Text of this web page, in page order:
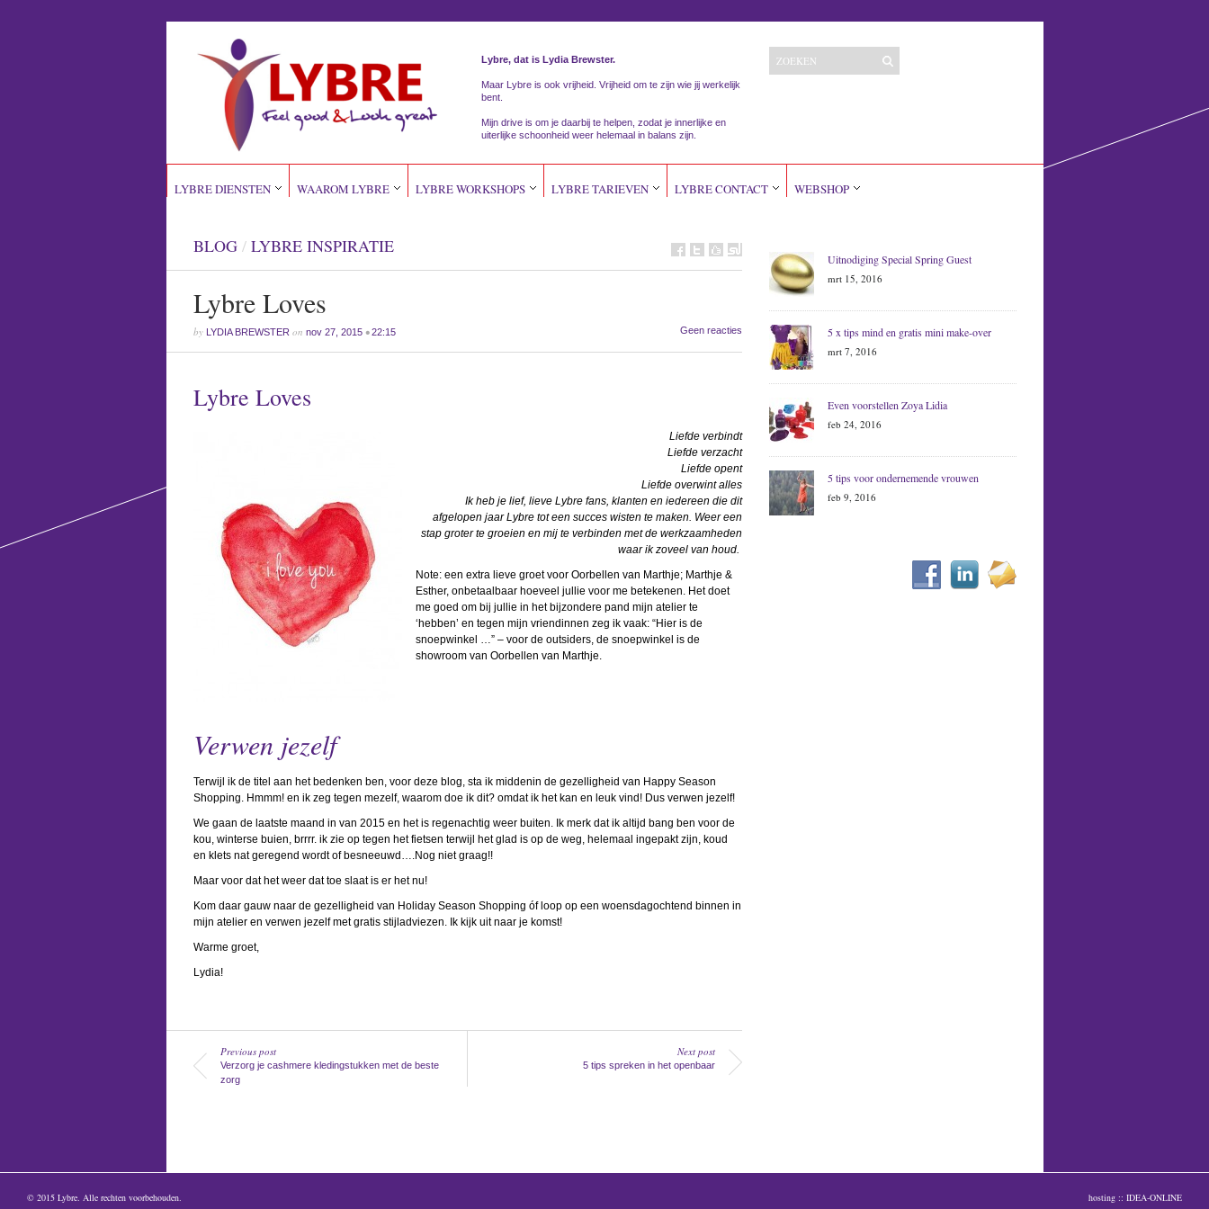
Lybre, dat is Lydia Brewster.
Maar Lybre is ook vrijheid. Vrijheid om te zijn wie jij werkelijk
bent.
Mijn drive is om je daarbij te helpen, zodat je innerlijke en
uiterlijke schoonheid weer helemaal in balans zijn.
LYBRE DIENSTEN WAAROM LYBRE LYBRE WORKSHOPS LYBRE TARIEVEN LYBRE CONTACT WEBSHOP
BLOG / LYBRE INSPIRATIE
Lybre Loves
by LYDIA BREWSTERon nov 27, 2015•22:15 Geen reacties
Lybre Loves
Liefde verbindt
Liefde verzacht
Liefde opent
Liefde overwint alles
Ik heb je lief, lieve Lybre fans, klanten en iedereen die dit
afgelopen jaar Lybre tot een succes wisten te maken. Weer een
stap groter te groeien en mij te verbinden met de werkzaamheden
waar ik zoveel van houd.
Note: een extra lieve groet voor Oorbellen van Marthje; Marthje &
Esther, onbetaalbaar hoeveel jullie voor me betekenen. Het doet
me goed om bij jullie in het bijzondere pand mijn atelier te
‘hebben’ en tegen mijn vriendinnen zeg ik vaak: “Hier is de
snoepwinkel …” – voor de outsiders, de snoepwinkel is de
showroom van Oorbellen van Marthje.
Verwen jezelf
Terwijl ik de titel aan het bedenken ben, voor deze blog, sta ik middenin de gezelligheid van Happy Season
Shopping. Hmmm! en ik zeg tegen mezelf, waarom doe ik dit? omdat ik het kan en leuk vind! Dus verwen jezelf!
We gaan de laatste maand in van 2015 en het is regenachtig weer buiten. Ik merk dat ik altijd bang ben voor de
kou, winterse buien, brrrr. ik zie op tegen het fietsen terwijl het glad is op de weg, helemaal ingepakt zijn, koud
en klets nat geregend wordt of besneeuwd….Nog niet graag!!
Maar voor dat het weer dat toe slaat is er het nu!
Kom daar gauw naar de gezelligheid van Holiday Season Shopping óf loop op een woensdagochtend binnen in
mijn atelier en verwen jezelf met gratis stijladviezen. Ik kijk uit naar je komst!
Warme groet,
Lydia!
Previous post
Verzorg je cashmere kledingstukken met de beste
zorg
Next post
5 tips spreken in het openbaar
Uitnodiging Special Spring Guest
mrt 15, 2016
5 x tips mind en gratis mini make-over
mrt 7, 2016
Even voorstellen Zoya Lidia
feb 24, 2016
5 tips voor ondernemende vrouwen
feb 9, 2016
© 2015 Lybre. Alle rechten voorbehouden. hosting :: IDEA-ONLINE